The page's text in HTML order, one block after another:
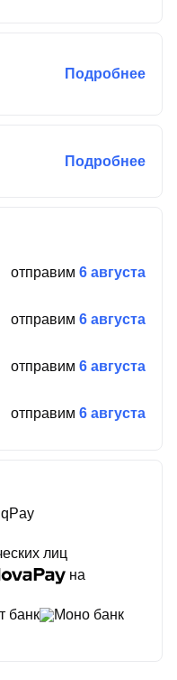
Подробнее
Подробнее
отправим 6 августа
отправим 6 августа
отправим 6 августа
отправим 6 августа
лиц
на
банк
Моно банк